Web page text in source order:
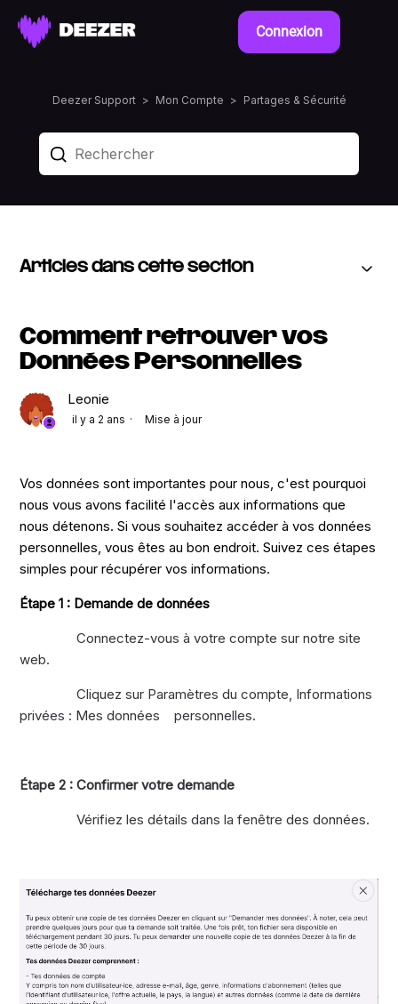
Connexion
Deezer Support Mon Compte Partages & Sécurité
Articles dans cette section
Comment retrouver vos
Données Personnelles
Leonie
il y a 2 ans Mise à jour
Vos données sont importantes pour nous, c'est pourquoi
nous vous avons facilité l'accès aux informations que
nous détenons. Si vous souhaitez accéder à vos données
personnelles, vous êtes au bon endroit. Suivez ces étapes
simples pour récupérer vos informations.
Étape 1 : Demande de données
Connectez-vous à votre compte sur notre site
web.
Cliquez sur Paramètres du compte, Informations
privées : Mes données personnelles.
Étape 2 : Confirmer votre demande
Vérifiez les détails dans la fenêtre des données.